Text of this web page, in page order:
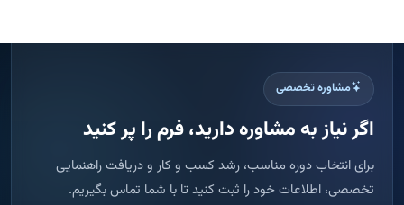
مشاوره تخصصی
اگر نیاز به مشاوره دارید، فرم را پر کنید
برای انتخاب دوره مناسب، رشد کسب و کار و دریافت راهنمایی
تخصصی، اطلاعات خود را ثبت کنید تا با شما تماس بگیریم.